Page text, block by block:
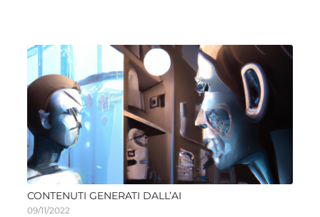
CONTENUTI GENERATI DALL’AI
09/11/2022